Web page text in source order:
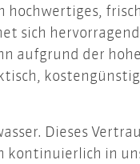
hochwertiges,
sich
aufgrund der
Dieses
kontinuierlich in